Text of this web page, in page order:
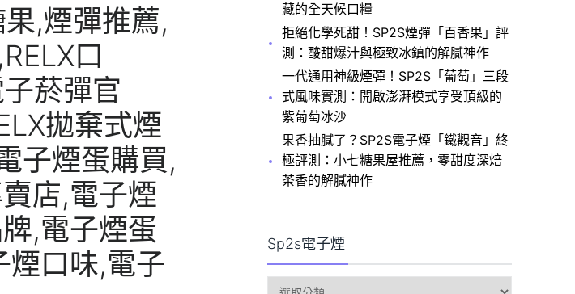
藏的全天候口糧
拒絕化學死甜！SP2S煙彈「百香果」評
測：酸甜爆汁與極致冰鎮的解膩神作
一代通用神級煙彈！SP2S「葡萄」三段
式風味實測：開啟澎湃模式享受頂級的
紫葡萄冰沙
果香抽膩了？SP2S電子煙「鐵觀音」終
極評測：小七糖果屋推薦，零甜度深焙
茶香的解膩神作
Sp2s電子煙
sp2s